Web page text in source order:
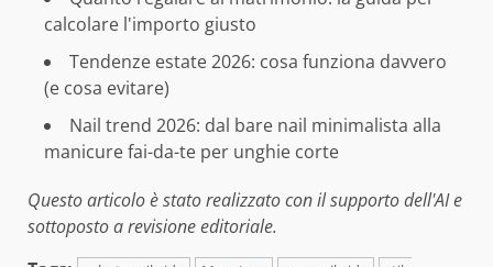
calcolare l'importo giusto
Tendenze estate 2026: cosa funziona davvero
(e cosa evitare)
Nail trend 2026: dal bare nail minimalista alla
manicure fai-da-te per unghie corte
Questo articolo è stato realizzato con il supporto dell'AI e
sottoposto a revisione editoriale.